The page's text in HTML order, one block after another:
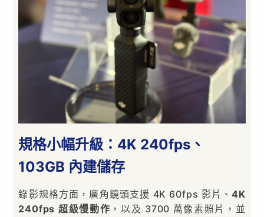
規格小幅升級：4K 240fps、
103GB 內建儲存
錄影規格方面，廣角鏡頭支援 4K 60fps 影片、4K
240fps 超級慢動作 ，以及 3700 萬像素照片，並